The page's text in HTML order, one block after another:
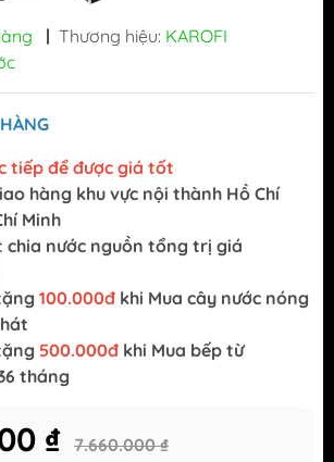
| Thương hiệu: KAROFI
tiếp để được giá tốt
hàng khu vực nội thành Hồ Chí
Minh
chia nước nguồn tổng trị giá
100.000đ khi Mua cây nước nóng
500.000đ khi Mua bếp từ
tháng
₫ 7.660.000 ₫